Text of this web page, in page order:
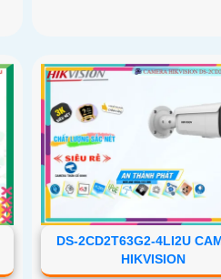
DS-2CD2T63G2-4LI2U
HIKVISION